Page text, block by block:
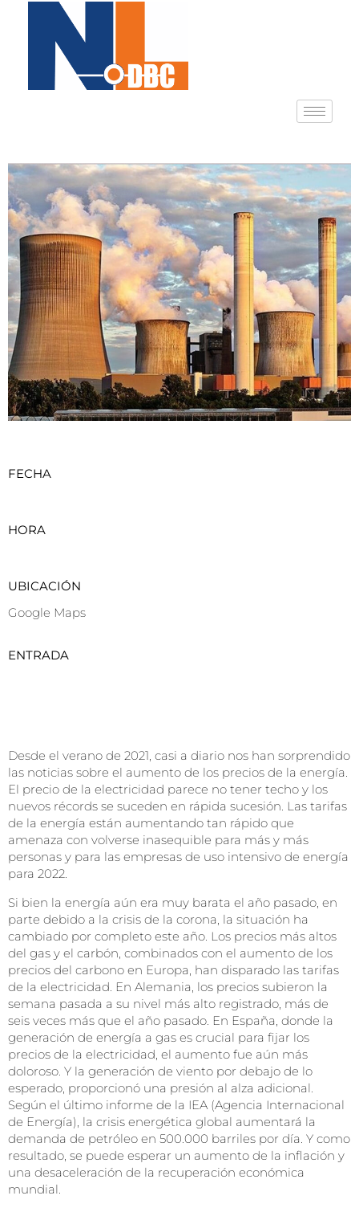
FECHA
HORA
UBICACIÓN
Google Maps
ENTRADA
Desde el verano de 2021, casi a diario nos han sorprendido
las noticias sobre el aumento de los precios de la energía.
El precio de la electricidad parece no tener techo y los
nuevos récords se suceden en rápida sucesión. Las tarifas
de la energía están aumentando tan rápido que
amenaza con volverse inasequible para más y más
personas y para las empresas de uso intensivo de energía
para 2022.
Si bien la energía aún era muy barata el año pasado, en
parte debido a la crisis de la corona, la situación ha
cambiado por completo este año. Los precios más altos
del gas y el carbón, combinados con el aumento de los
precios del carbono en Europa, han disparado las tarifas
de la electricidad. En Alemania, los precios subieron la
semana pasada a su nivel más alto registrado, más de
seis veces más que el año pasado. En España, donde la
generación de energía a gas es crucial para fijar los
precios de la electricidad, el aumento fue aún más
doloroso. Y la generación de viento por debajo de lo
esperado, proporcionó una presión al alza adicional.
Según el último informe de la IEA (Agencia Internacional
de Energía), la crisis energética global aumentará la
demanda de petróleo en 500.000 barriles por día. Y como
resultado, se puede esperar un aumento de la inflación y
una desaceleración de la recuperación económica
mundial.